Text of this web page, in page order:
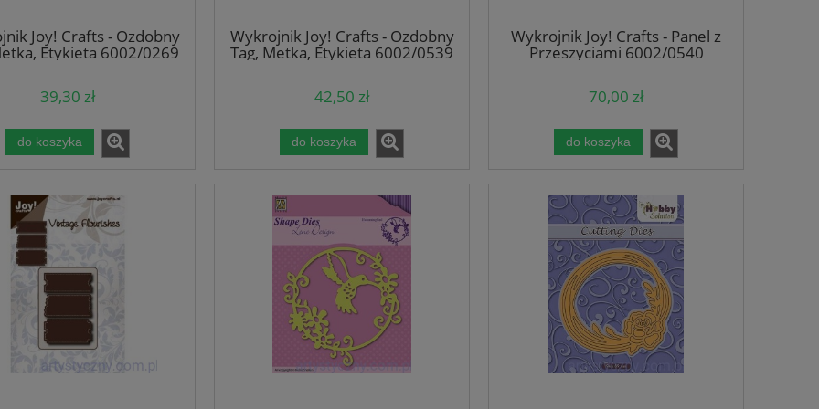
o dostępności do koszyka do koszyka
Joy! Crafts - Ozdobny
Etykieta 6002/0269
39,30 zł
do koszyka
Wykrojnik Joy! Crafts - Ozdobny
Tag, Metka, Etykieta 6002/0539
42,50 zł
do koszyka
Wykrojnik Joy! Crafts - Panel z
Przeszyciami 6002/0540
70,00 zł
do koszyka